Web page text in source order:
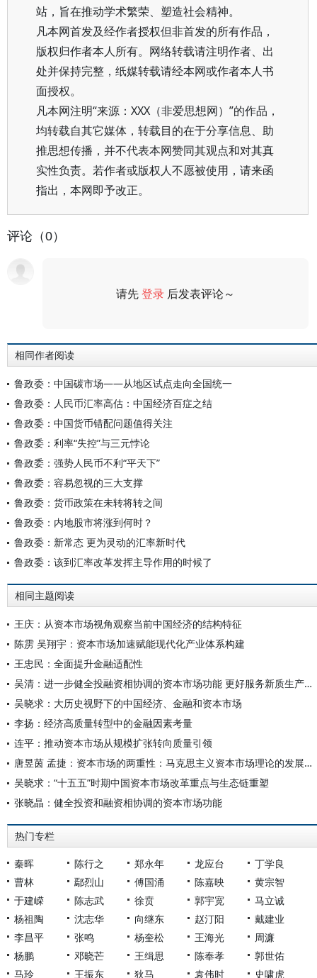
站，旨在推动学术繁荣、塑造社会精神。
凡本网首发及经作者授权但非首发的所有作品，
版权归作者本人所有。网络转载请注明作者、出
处并保持完整，纸媒转载请经本网或作者本人书
面授权。
凡本网注明“来源：XXX（非爱思想网）”的作品，
均转载自其它媒体，转载目的在于分享信息、助
推思想传播，并不代表本网赞同其观点和对其真
实性负责。若作者或版权人不愿被使用，请来函
指出，本网即予改正。
评论（0）
请先登录 后发表评论～
相同作者阅读
鲁政委：中国碳市场——从地区试点走向全国统一
鲁政委：人民币汇率高估：中国经济百症之结
鲁政委：中国货币错配问题值得关注
鲁政委：利率“失控”与三元悖论
鲁政委：强势人民币不利“平天下”
鲁政委：容易忽视的三大支撑
鲁政委：货币政策在未转将转之间
鲁政委：内地股市将涨到何时？
鲁政委：新常态 更为灵动的汇率新时代
鲁政委：该到汇率改革发挥主导作用的时候了
相同主题阅读
王庆：从资本市场视角观察当前中国经济的结构特征
陈雳 吴翔宇：资本市场加速赋能现代化产业体系构建
王忠民：全面提升金融适配性
吴清：进一步健全投融资相协调的资本市场功能 更好服务新质生产力和经济高质量发展——在2026陆家嘴论坛上的主题演讲
吴晓求：大历史视野下的中国经济、金融和资本市场
李扬：经济高质量转型中的金融因素考量
连平：推动资本市场从规模扩张转向质量引领
唐昱茵 孟捷：资本市场的两重性：马克思主义资本市场理论的发展脉络
吴晓求：“十五五”时期中国资本市场改革重点与生态链重塑
张晓晶：健全投资和融资相协调的资本市场功能
热门专栏
秦晖 陈行之 郑永年 龙应台
丁学良
曹林
鄢烈山 傅国涌 陈嘉映
黄宗智
于建嵘
陈志武 徐贲 郭宇宽
马立诚
杨祖陶
沈志华 向继东 赵汀阳
戴建业
李昌平
张鸣 杨奎松 王海光
周濂
杨鹏
邓晓芒 王缉思 陈奉孝
郭世佑
马玲
王振东 狄马 袁伟时 史啸虎